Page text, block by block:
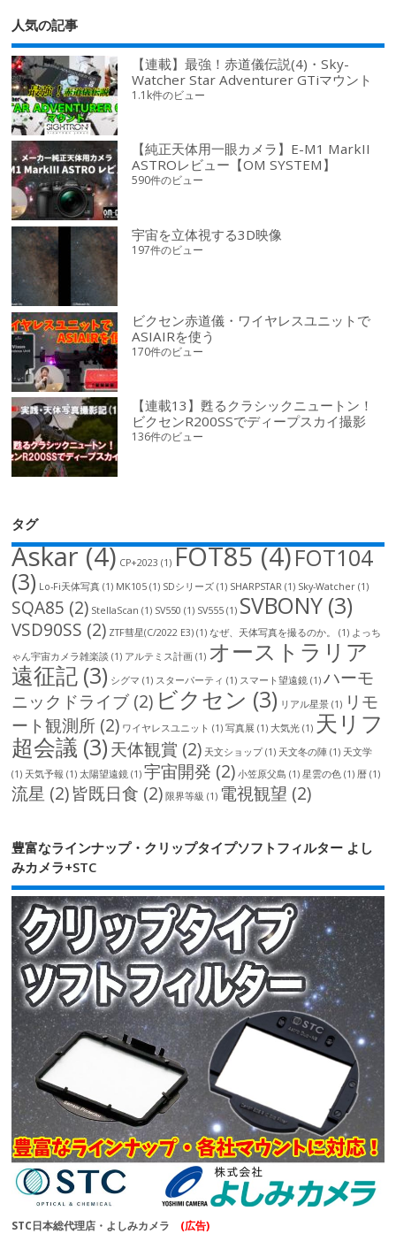
人気の記事
【連載】最強！赤道儀伝説(4)・Sky-
Watcher Star Adventurer GTiマウント
1.1k件のビュー
【純正天体用一眼カメラ】E-M1 MarkII
ASTROレビュー【OM SYSTEM】
590件のビュー
宇宙を立体視する3D映像
197件のビュー
ビクセン赤道儀・ワイヤレスユニットで
ASIAIRを使う
170件のビュー
【連載13】甦るクラシックニュートン！
ビクセンR200SSでディープスカイ撮影
136件のビュー
タグ
Askar(4) CP+2023 (1) FOT85(4)FOT104
(3) Lo-Fi天体写真 (1) MK105 (1) SDシリーズ (1) SHARPSTAR (1) Sky-Watcher (1)
SQA85 (2) StellaScan (1) SV550 (1) SV555 (1) SVBONY (3)
VSD90SS (2) ZTF彗星(C/2022 E3) (1) なぜ、天体写真を撮るのか。 (1) よっち
ゃん宇宙カメラ雑楽談 (1) アルテミス計画 (1) オーストラリア
遠征記 (3) シグマ (1) スターパーティ (1) スマート望遠鏡 (1) ハーモ
ニックドライブ (2) ビクセン (3) リアル星景 (1) リモ
ート観測所 (2) ワイヤレスユニット (1) 写真展 (1) 大気光 (1) 天リフ
超会議 (3)天体観賞 (2) 天文ショップ(1) 天文冬の陣 (1) 天文学
(1) 天気予報 (1) 太陽望遠鏡 (1) 宇宙開発 (2) 小笠原父島 (1) 星雲の色 (1) 暦 (1)
流星 (2)皆既日食 (2) 限界等級 (1) 電視観望 (2)
豊富なラインナップ・クリップタイプソフトフィルター よし
みカメラ+STC
STC日本総代理店・よしみカメラ (広告)